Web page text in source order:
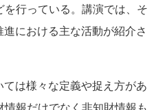
行っている。講演では、そ
における主な活動が紹介さ
は様々な定義や捉え方があ